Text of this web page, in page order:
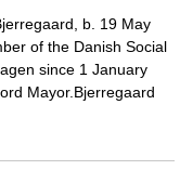
b. 19 May
of the Danish Social
since 1 January
Mayor.Bjerregaard